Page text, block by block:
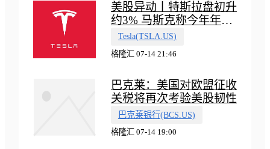
美股异动丨特斯拉盘初升
约3% 马斯克称今年年底
会有‘史诗级震撼’的演示
Tesla(TSLA.US)
格隆汇 07-14 21:46
巴克莱：美国对欧盟征收
关税将再次考验美股韧性
巴克莱银行(BCS.US)
格隆汇 07-14 19:00